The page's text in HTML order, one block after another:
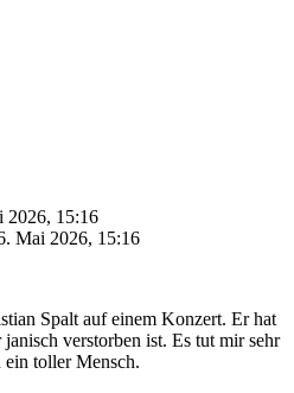
2026, 15:16
Mai 2026, 15:16
Spalt auf einem Konzert. Er hat
verstorben ist. Es tut mir sehr
toller Mensch.